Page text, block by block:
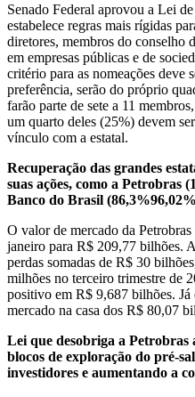
Senado Federal aprovou a Lei
estabelece regras mais rígidas
diretores, membros do conselho
em empresas públicas e de
critério para as nomeações deve
preferência, serão do próprio
farão parte de sete a 11
um quarto deles (25%) devem
vínculo com a estatal.
Recuperação das grandes
suas ações, como a Petrobras
Banco do Brasil
O valor de mercado da
janeiro para R$ 209,77 bilhões.
perdas somadas de R$ 30
milhões no terceiro trimestre de
positivo em R$ 9,687 bilhões.
mercado na casa dos R$ 80,07
Lei que desobriga a Petrobras
blocos de exploração do pré-
investidores e aumentando a